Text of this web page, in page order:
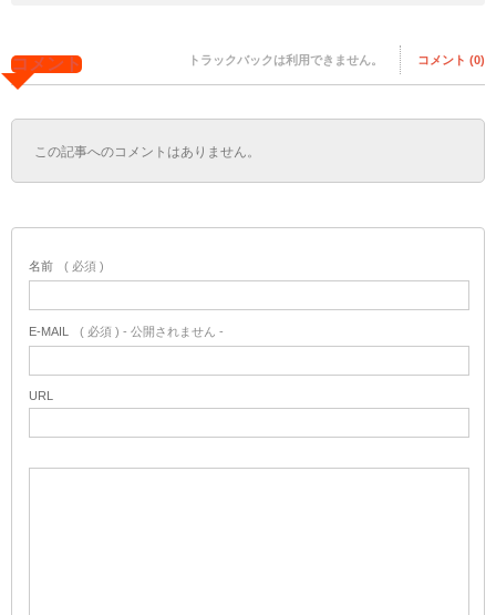
コメント トラックバックは利用できません。 コメント (0)
この記事へのコメントはありません。
名前 ( 必須 )
E-MAIL ( 必須 ) - 公開されません -
URL